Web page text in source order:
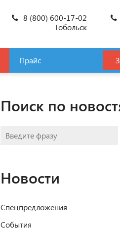
8 (800) 600-17-02
Тобольск
Прайс
Поиск по
Новости
Спецпредложения
События